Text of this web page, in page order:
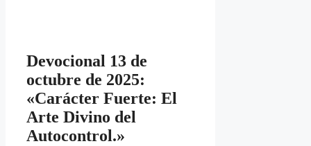
Devocional 13 de
octubre de 2025:
«Carácter Fuerte: El
Arte Divino del
Autocontrol.»